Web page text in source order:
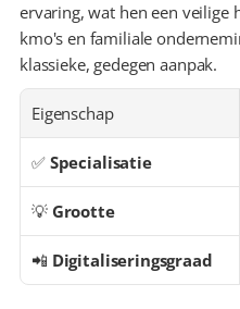
ervaring, wat hen een veilige
kmo's en familiale
klassieke, gedegen aanpak.
Eigenschap
✅ Specialisatie
💡 Grootte
📲 Digitaliseringsgraad